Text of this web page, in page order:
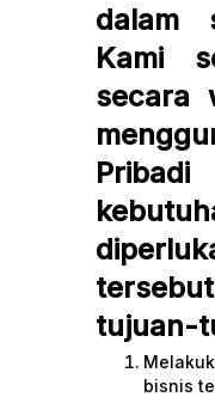
dalam
Kami
secara
tujuan-
bisnis